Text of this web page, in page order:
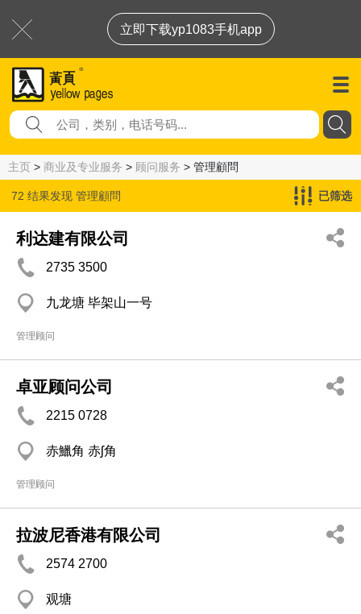
立即下载yp1083手机app
主页 > 商业及专业服务 > 顾问服务 > 管理顧問
72 结果发现 管理顧問 已筛选
利达建有限公司
2735 3500
九龙塘 毕架山一号
管理顾问
卓亚顾问公司
2215 0728
赤鱲角 赤ʃ角
管理顾问
拉波尼香港有限公司
2574 2700
观塘